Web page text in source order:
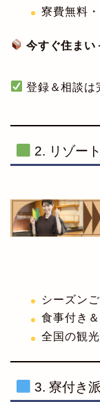
寮費無料
今すぐ住まい
登録＆相談は
2. リゾー
シーズン
食事付き
全国の観
3. 寮付き